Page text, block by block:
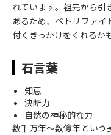
れています。祖先から引
あるため、ペトリファ
付くきっかけをくれるか
石言葉
知恵
決断力
自然の神秘的な力
数千万年～数億年という